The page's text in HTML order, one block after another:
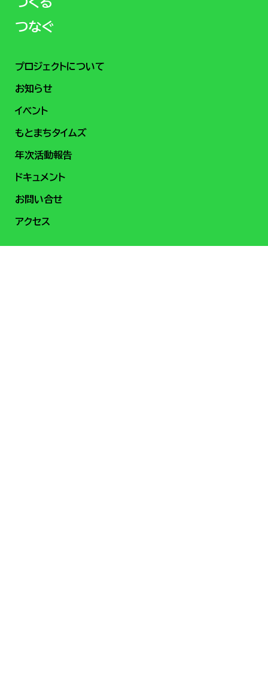
つなぐ
プロジェクトについて
お知らせ
イベント
もとまちタイムズ
年次活動報告
ドキュメント
お問い合せ
アクセス